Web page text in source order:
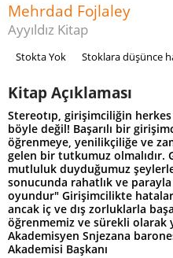
Mehrdad Fojlaley
Ayyıldız Kitap
Stokta Yok Stoklara düşünce
Kitap Açıklaması
Stereotıp, girişimciliğin
böyle değil! Başarılı bir
öğrenmeye, yenilikçiliğe ve
gelen bir tutkumuz olmalıdır.
mutluluk duyduğumuz
sonucunda rahatlık ve
oyundur" Girişimcilikte
ancak iç ve dış zorluklarla
öğrenmemiz ve sürekli
Akademisyen Snjezana
Akademisi Başkanı